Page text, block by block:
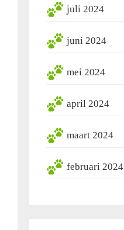
juli 2024
juni 2024
mei 2024
april 2024
maart 2024
februari 2024